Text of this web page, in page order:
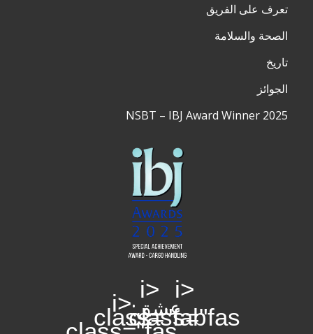
تعرف على الفريق
الصحة والسلامة
تاريخ
الجوائز
NSBT – IBJ Award Winner 2025
عشق:
<i
class="fas
<i
class="fab
<i